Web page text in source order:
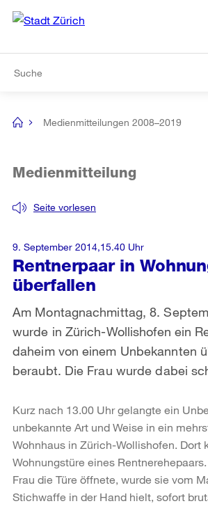
Navigation
[no
Medienmitteilungen 2008–2019
Rentnerpaar in
überfallen
Seite vorlesen
Medienmitteilung
Am Montagnachmittag, 8.
wurde in Zürich-Wollishofen ein
daheim von einem Unbekannten
beraubt. Die Frau wurde dabei
9. September 2014,15.40 Uhr
Kurz nach 13.00 Uhr gelangte ein
unbekannte Art und Weise in ein
Wohnhaus in Zürich-Wollishofen. Dort
Wohnungstüre eines
Frau die Türe öffnete, wurde sie vom
Stichwaffe in der Hand hielt, sofort